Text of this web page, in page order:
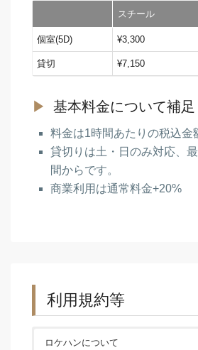
スチール
個室(5D) ¥3,300
貸切 ¥7,150
基本料金について補足
料金は1時間あたりの税込金
貸切りは土・日のみ対応、
間からです。
商業利用は通常料金+20%
利用規約等
ロケハンについて